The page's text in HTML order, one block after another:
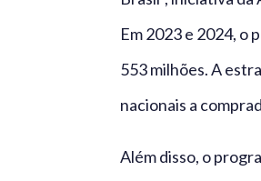
Em 2023 e 2024, o
553 milhões. A
nacionais a
Além disso, o